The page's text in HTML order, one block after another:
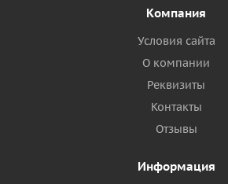
Компания
Условия сайта
О компании
Реквизиты
Контакты
Отзывы
Информация